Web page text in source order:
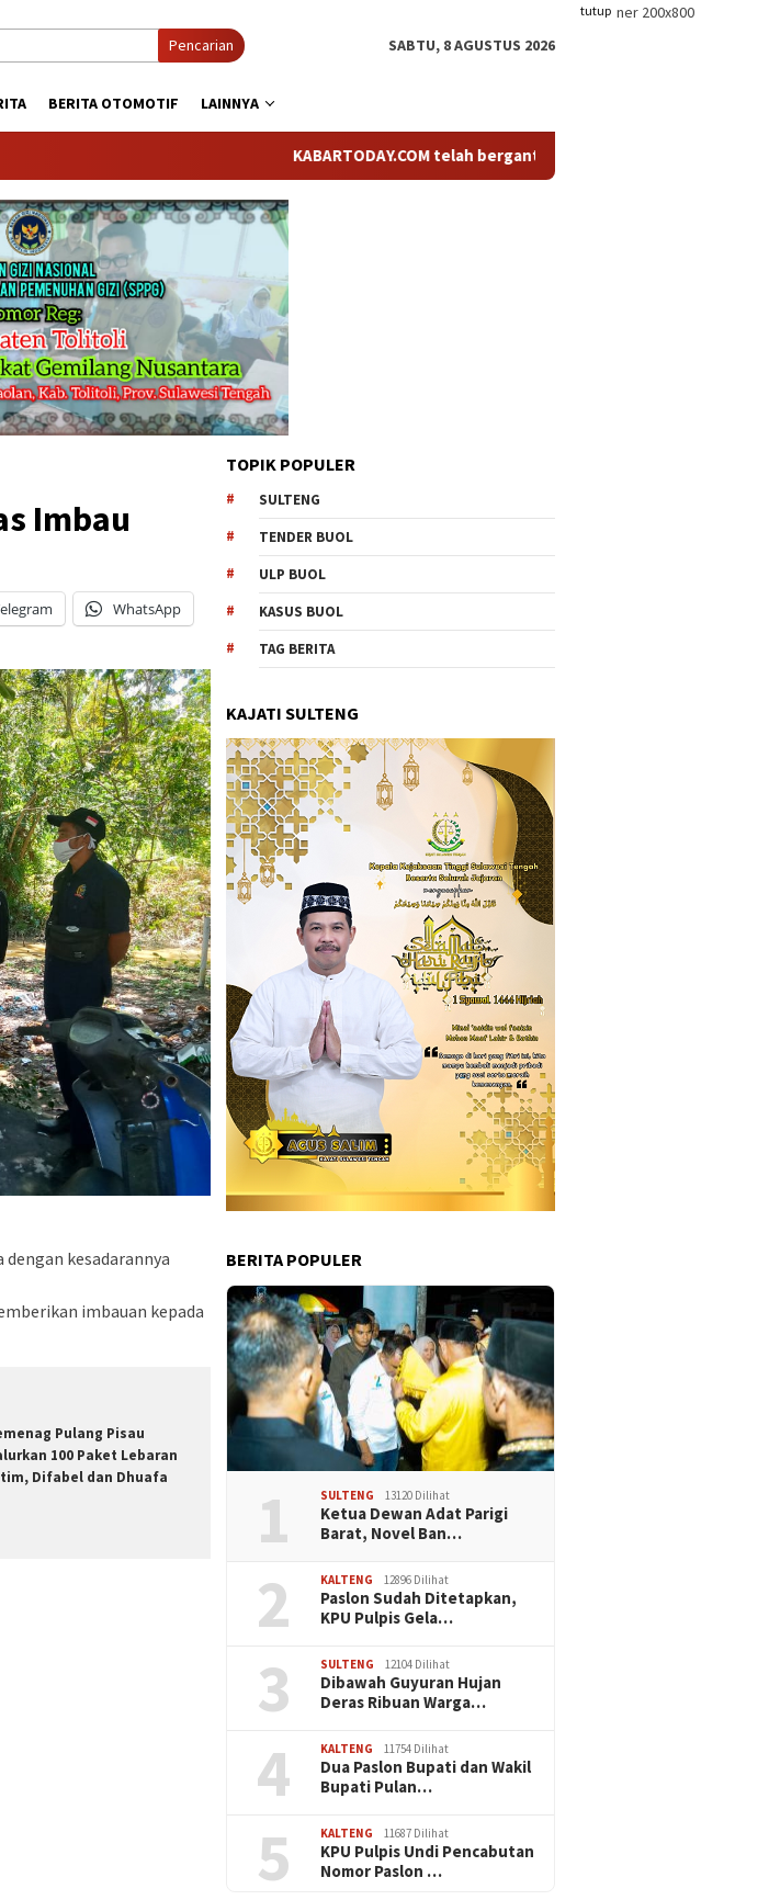
tutup
Pencarian SABTU, 8 AGUSTUS 2026
BERITA OTOMOTIF LAINNYA
KABARTODAY.COM telah berganti nama menjadi KABARTODAY.ID.
Imbau
WhatsApp
kesadarannya
imbauan kepada
Pulang Pisau
100 Paket Lebaran
Difabel dan Dhuafa
TOPIK POPULER
SULTENG
TENDER BUOL
ULP BUOL
KASUS BUOL
TAG BERITA
KAJATI SULTENG
BERITA POPULER
1 SULTENG 13120 Dilihat
Ketua Dewan Adat Parigi
Barat, Novel Ban…
2 KALTENG 12896 Dilihat
Paslon Sudah Ditetapkan,
KPU Pulpis Gela…
3 SULTENG 12104 Dilihat
Dibawah Guyuran Hujan
Deras Ribuan Warga…
4 KALTENG 11754 Dilihat
Dua Paslon Bupati dan Wakil
Bupati Pulan…
5 KALTENG 11687 Dilihat
KPU Pulpis Undi Pencabutan
Nomor Paslon …